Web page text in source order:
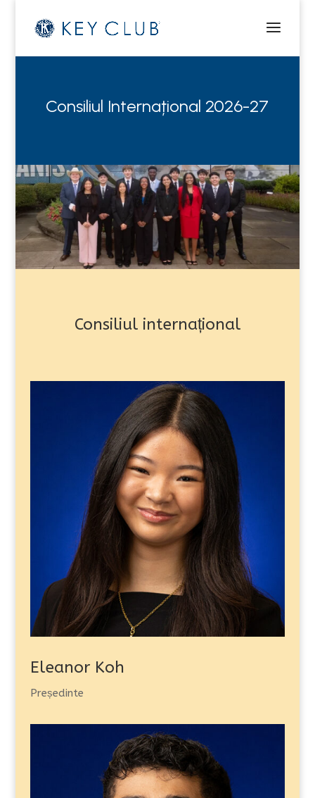
Consiliul Internațional 2026-27
Consiliul internațional
Eleanor Koh
Președinte